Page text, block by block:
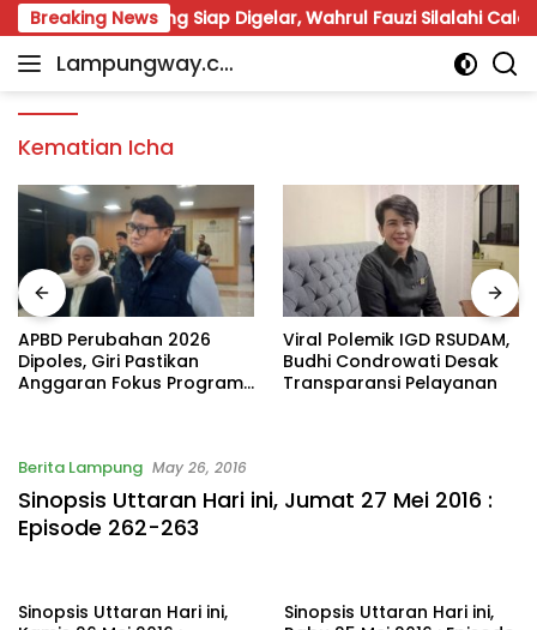
Skip
to
content
Breaking News
Lampung Siap Digelar, Wahrul Fauzi Silalahi Calon
Lampungway.co
Portal
Lampung
Terpercaya
dan
Terupdate
Kematian Icha
APBD Perubahan 2026
Dipoles, Giri Pastikan
Anggaran Fokus Program
Viral Polemik IGD RSUDAM,
Budhi Condrowati Desak
Transparansi Pelayanan
Berita Lampung May 26, 2016
Sinopsis Uttaran Hari ini, Jumat 27 Mei 2016 :
Episode 262-263
Sinopsis Uttaran Hari ini,
Sinopsis Uttaran Hari ini,